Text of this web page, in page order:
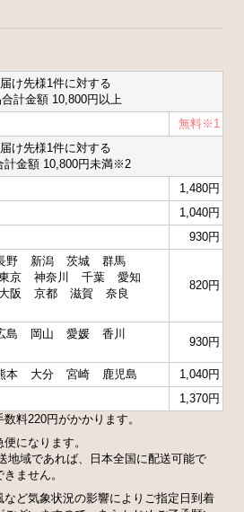
け先様1件に対する
計金額 10,800円以上
無料※1
け先様1件に対する
計金額 10,800円未満※2
1,480円
1,040円
930円
野 新潟 茨城
群馬
京 神奈川 千葉
愛知
大阪 京都 滋賀
奈良
820円
島 岡山 愛媛
香川
930円
本 大分 宮崎 鹿児島
1,040円
1,370円
料220円がかかります。
になります。
地域であれば、日本全国に配送可能で
ません。
ど気象状況の影響によりご指定日到着